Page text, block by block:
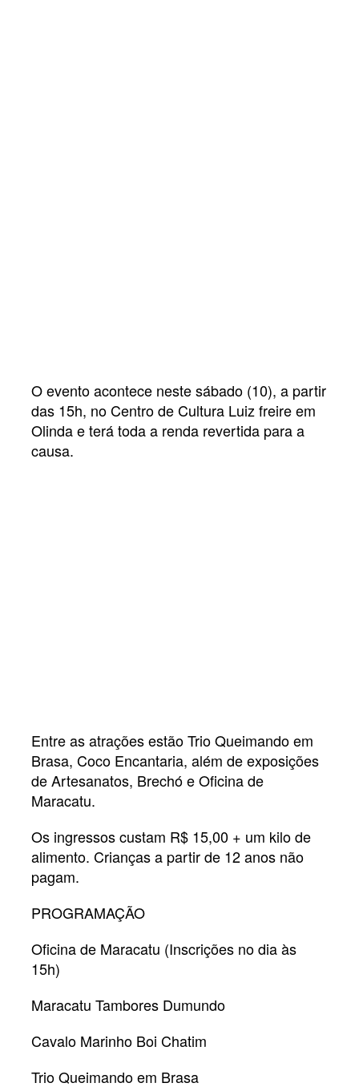
O evento acontece neste sábado (10), a partir
das 15h, no Centro de Cultura Luiz freire em
Olinda e terá toda a renda revertida para a
causa.
Entre as atrações estão Trio Queimando em
Brasa, Coco Encantaria, além de exposições
de Artesanatos, Brechó e Oficina de
Maracatu.
Os ingressos custam R$ 15,00 + um kilo de
alimento. Crianças a partir de 12 anos não
pagam.
PROGRAMAÇÃO
Oficina de Maracatu (Inscrições no dia às
15h)
Maracatu Tambores Dumundo
Cavalo Marinho Boi Chatim
Trio Queimando em Brasa